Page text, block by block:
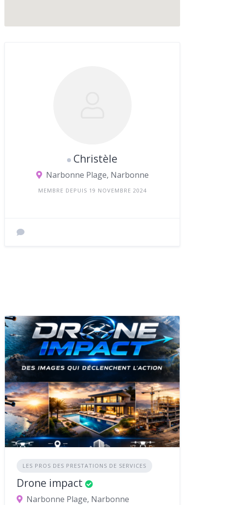
Christèle
Narbonne Plage, Narbonne
MEMBRE DEPUIS 19 NOVEMBRE 2024
LES PROS DES PRESTATIONS DE SERVICES
Drone impact
Narbonne Plage, Narbonne